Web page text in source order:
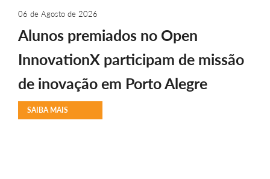
06 de Agosto de 2026
Alunos premiados no Open
InnovationX participam de missão
de inovação em Porto Alegre
SAIBA MAIS